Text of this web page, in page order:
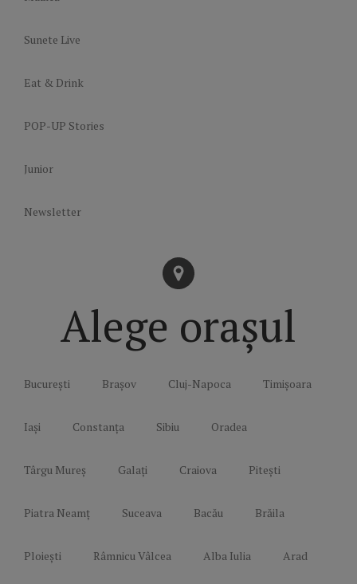
Sunete Live
Eat & Drink
POP-UP Stories
Junior
Newsletter
Alege orașul
București Brașov Cluj-Napoca Timișoara
Iași Constanța Sibiu Oradea
Târgu Mureș Galați Craiova Pitești
Piatra Neamț Suceava Bacău Brăila
Ploiești Râmnicu Vâlcea Alba Iulia Arad